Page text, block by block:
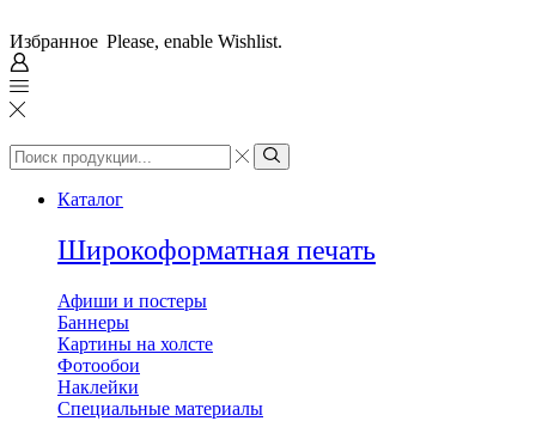
Избранное Please, enable Wishlist.
Search
input
Search
Каталог
Широкоформатная печать
Афиши и постеры
Баннеры
Картины на холсте
Фотообои
Наклейки
Специальные материалы